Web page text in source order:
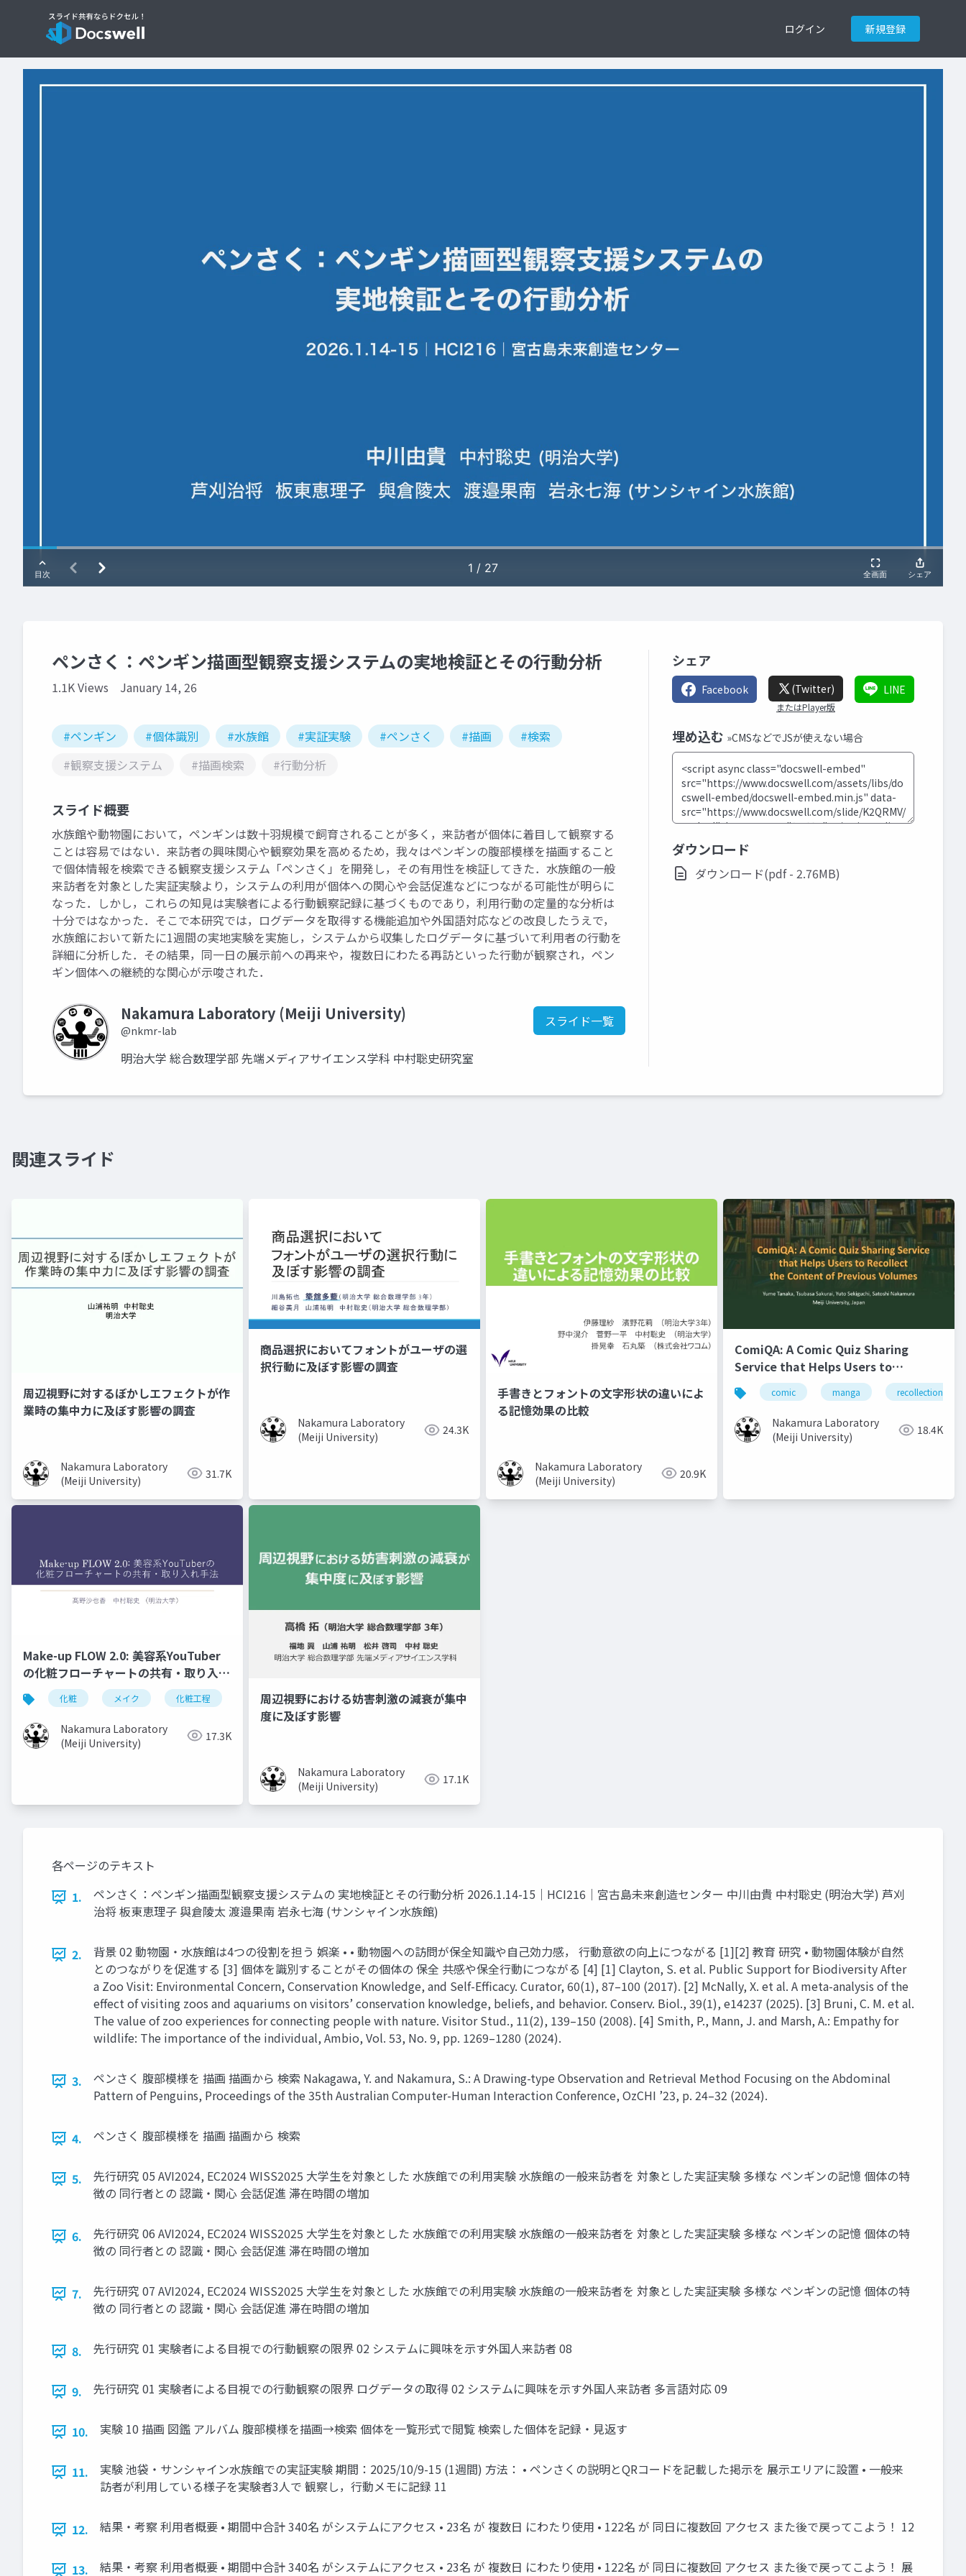
ログイン 新規登録
ペンさく：ペンギン描画型観察支援システムの実地検証とその行動分析
1.1K Views January 14, 26
#ペンギン #個体識別 #水族館 #実証実験 #ペンさく #描画
#検索
#観察支援システム
#描画検索 #行動分析
スライド概要
水族館や動物園において，ペンギンは数十羽規模で飼育されることが多く，来訪者が個体に着目して観察する
ことは容易ではない．来訪者の興味関心や観察効果を高めるため，我々はペンギンの腹部模様を描画すること
で個体情報を検索できる観察支援システム「ペンさく」を開発し，その有用性を検証してきた．水族館の一般
来訪者を対象とした実証実験より，システムの利用が個体への関心や会話促進などにつながる可能性が明らに
なった．しかし，これらの知見は実験者による行動観察記録に基づくものであり，利用行動の定量的な分析は
十分ではなかった．そこで本研究では，ログデータを取得する機能追加や外国語対応などの改良したうえで，
水族館において新たに1週間の実地実験を実施し，システムから収集したログデータに基づいて利用者の行動を
詳細に分析した．その結果，同一日の展示前への再来や，複数日にわたる再訪といった行動が観察され，ペン
ギン個体への継続的な関心が示唆された．
Nakamura Laboratory (Meiji University)
@nkmr-lab
スライド一覧
明治大学 総合数理学部 先端メディアサイエンス学科 中村聡史研究室
シェア
Facebook (Twitter)
またはPlayer版
LINE
埋め込む »CMSなどでJSが使えない場合
ダウンロード
ダウンロード(pdf - 2.76MB)
関連スライド
周辺視野に対するぼかしエフェクトが作
業時の集中力に及ぼす影響の調査
Nakamura Laboratory
(Meiji University)
31.7K
商品選択においてフォントがユーザの選
択行動に及ぼす影響の調査
Nakamura Laboratory
(Meiji University)
24.3K
手書きとフォントの文字形状の違いによ
る記憶効果の比較
Nakamura Laboratory
(Meiji University)
20.9K
ComiQA: A Comic Quiz Sharing
Service that Helps Users to
Recollect the Content of Previous
Volumes
comic manga recollection
Nakamura Laboratory
(Meiji University)
18.4K
Make-up FLOW 2.0: 美容系YouTuber
の化粧フローチャートの共有・取り入れ
手法
化粧 メイク 化粧工程 フローチャート 美容系youtuber 取り入れ
Nakamura Laboratory
(Meiji University)
17.3K
周辺視野における妨害刺激の減衰が集中
度に及ぼす影響
Nakamura Laboratory
(Meiji University)
17.1K
各ページのテキスト
1.
ペンさく：ペンギン描画型観察支援システムの 実地検証とその行動分析 2026.1.14-15｜HCI216｜宮古島未来創造センター 中川由貴 中村聡史 (明治大学) 芦刈
治将 板東恵理子 與倉陵太 渡邉果南 岩永七海 (サンシャイン水族館)
2.
背景 02 動物園・水族館は4つの役割を担う 娯楽 • • 動物園への訪問が保全知識や自己効力感， 行動意欲の向上につながる [1][2] 教育 研究 • 動物園体験が自然
とのつながりを促進する [3] 個体を識別することがその個体の 保全 共感や保全行動につながる [4] [1] Clayton, S. et al. Public Support for Biodiversity After
a Zoo Visit: Environmental Concern, Conservation Knowledge, and Self-Efficacy. Curator, 60(1), 87–100 (2017). [2] McNally, X. et al. A meta-analysis of the
effect of visiting zoos and aquariums on visitors’ conservation knowledge, beliefs, and behavior. Conserv. Biol., 39(1), e14237 (2025). [3] Bruni, C. M. et al.
The value of zoo experiences for connecting people with nature. Visitor Stud., 11(2), 139–150 (2008). [4] Smith, P., Mann, J. and Marsh, A.: Empathy for
wildlife: The importance of the individual, Ambio, Vol. 53, No. 9, pp. 1269–1280 (2024).
3.
ペンさく 腹部模様を 描画 描画から 検索 Nakagawa, Y. and Nakamura, S.: A Drawing-type Observation and Retrieval Method Focusing on the Abdominal
Pattern of Penguins, Proceedings of the 35th Australian Computer-Human Interaction Conference, OzCHI ’23, p. 24–32 (2024).
4. ペンさく 腹部模様を 描画 描画から 検索
5.
先行研究 05 AVI2024, EC2024 WISS2025 大学生を対象とした 水族館での利用実験 水族館の一般来訪者を 対象とした実証実験 多様な ペンギンの記憶 個体の特
徴の 同行者との 認識・関心 会話促進 滞在時間の増加
6.
先行研究 06 AVI2024, EC2024 WISS2025 大学生を対象とした 水族館での利用実験 水族館の一般来訪者を 対象とした実証実験 多様な ペンギンの記憶 個体の特
徴の 同行者との 認識・関心 会話促進 滞在時間の増加
7.
先行研究 07 AVI2024, EC2024 WISS2025 大学生を対象とした 水族館での利用実験 水族館の一般来訪者を 対象とした実証実験 多様な ペンギンの記憶 個体の特
徴の 同行者との 認識・関心 会話促進 滞在時間の増加
8. 先行研究 01 実験者による目視での行動観察の限界 02 システムに興味を示す外国人来訪者 08
9. 先行研究 01 実験者による目視での行動観察の限界 ログデータの取得 02 システムに興味を示す外国人来訪者 多言語対応 09
10. 実験 10 描画 図鑑 アルバム 腹部模様を描画→検索 個体を一覧形式で閲覧 検索した個体を記録・見返す
11.
実験 池袋・サンシャイン水族館での実証実験 期間：2025/10/9-15 (1週間) 方法： • ペンさくの説明とQRコードを記載した掲示を 展示エリアに設置 • 一般来
訪者が利用している様子を実験者3人で 観察し，行動メモに記録 11
12. 結果・考察 利用者概要 • 期間中合計 340名 がシステムにアクセス • 23名 が 複数日 にわたり使用 • 122名 が 同日に複数回 アクセス また後で戻ってこよう！ 12
13.
結果・考察 利用者概要 • 期間中合計 340名 がシステムにアクセス • 23名 が 複数日 にわたり使用 • 122名 が 同日に複数回 アクセス また後で戻ってこよう！ 展